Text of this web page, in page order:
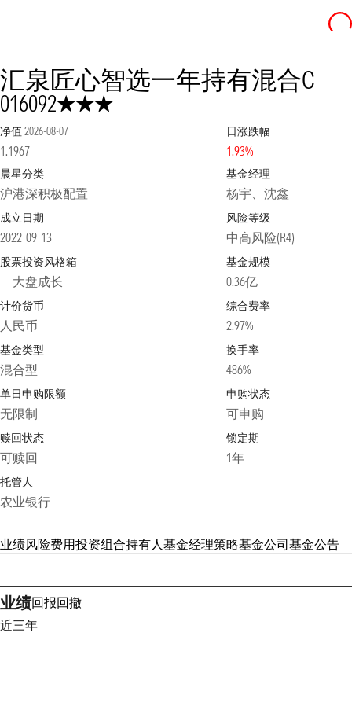
汇泉匠心智选一年持有混合C
016092
3星
净值 2026-08-07
1.1967
日涨跌幅
1.93%
晨星分类
沪港深积极配置
基金经理
杨宇、沈鑫
成立日期
2022-09-13
风险等级
中高风险(R4)
股票投资风格箱
大盘成长
基金规模
0.36亿
计价货币
人民币
综合费率
2.97%
基金类型
混合型
换手率
486%
单日申购限额
无限制
申购状态
可申购
赎回状态
可赎回
锁定期
1年
托管人
农业银行
业绩风险费用投资组合持有人基金经理策略基金公司基金公告
业绩回报回撤
近三年